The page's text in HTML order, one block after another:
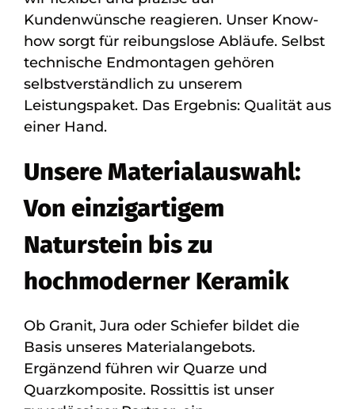
Kundenwünsche reagieren. Unser Know-
how sorgt für reibungslose Abläufe. Selbst
technische Endmontagen gehören
selbstverständlich zu unserem
Leistungspaket. Das Ergebnis: Qualität aus
einer Hand.
Unsere Materialauswahl:
Von einzigartigem
Naturstein bis zu
hochmoderner Keramik
Ob Granit, Jura oder Schiefer bildet die
Basis unseres Materialangebots.
Ergänzend führen wir Quarze und
Quarzkomposite. Rossittis ist unser